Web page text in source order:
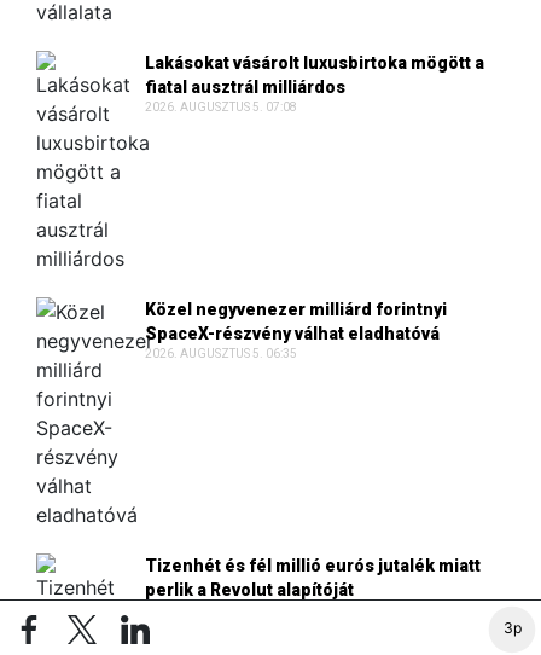
3p
Lakásokat vásárolt luxusbirtoka mögött a
fiatal ausztrál milliárdos
2026. AUGUSZTUS 5. 07:08
Közel negyvenezer milliárd forintnyi
SpaceX-részvény válhat eladhatóvá
2026. AUGUSZTUS 5. 06:35
Tizenhét és fél millió eurós jutalék miatt
perlik a Revolut alapítóját